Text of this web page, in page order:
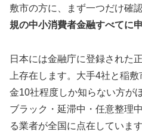
敷市の方に、まず一つだけ確
規の中小消費者金融すべてに
日本には金融庁に登録された
上存在します。大手4社と稲
金10社程度しか知らない方が
ブラック・延滞中・任意整理
る業者が全国に点在しています